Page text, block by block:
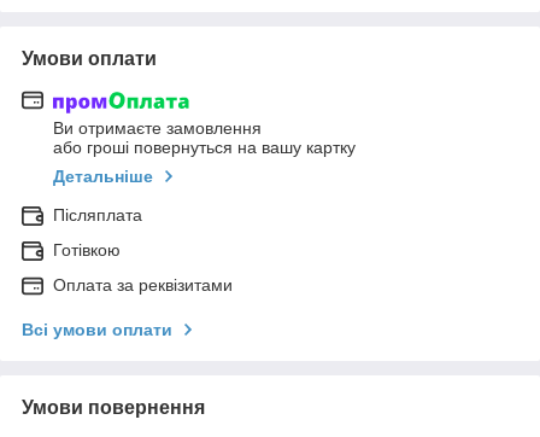
Умови оплати
Ви отримаєте замовлення
або гроші повернуться на вашу картку
Детальніше
Післяплата
Готівкою
Оплата за реквізитами
Всі умови оплати
Умови повернення